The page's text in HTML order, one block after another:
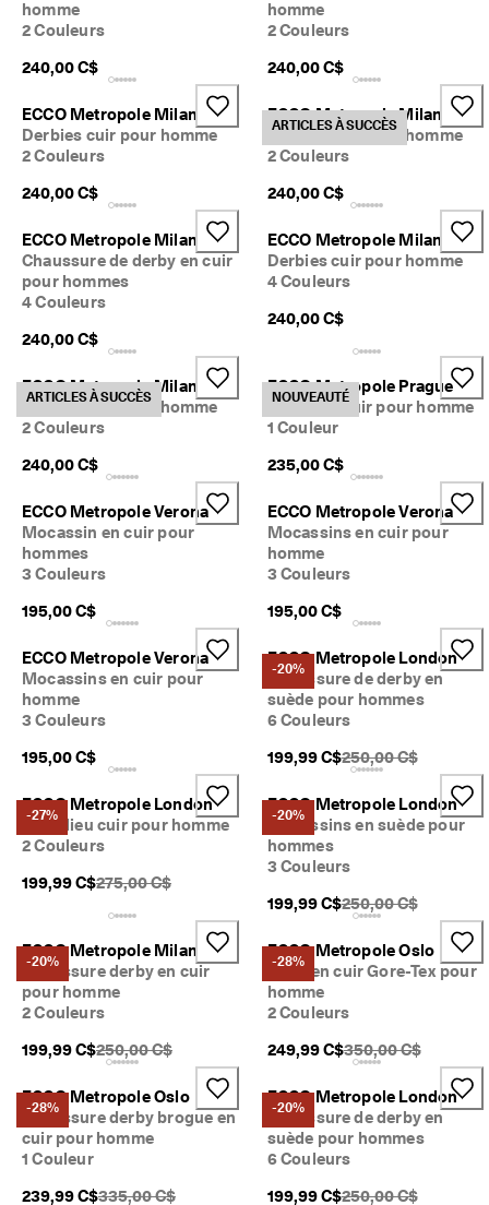
homme
2 Couleurs
240,00 C$
homme
2 Couleurs
240,00 C$
ECCO Metropole Milan
Derbies cuir pour homme
2 Couleurs
240,00 C$
ARTICLES À SUCCÈS
ECCO Metropole Milan
Derbies cuir pour homme
2 Couleurs
240,00 C$
ECCO Metropole Milan
Chaussure de derby en cuir
pour hommes
4 Couleurs
240,00 C$
ECCO Metropole Milan
Derbies cuir pour homme
4 Couleurs
240,00 C$
ARTICLES À SUCCÈS
ECCO Metropole Milan
Derbies cuir pour homme
2 Couleurs
240,00 C$
NOUVEAUTÉ
ECCO Metropole Prague
Richelieu cuir pour homme
1 Couleur
235,00 C$
ECCO Metropole Verona
Mocassin en cuir pour
hommes
3 Couleurs
195,00 C$
ECCO Metropole Verona
Mocassins en cuir pour
homme
3 Couleurs
195,00 C$
ECCO Metropole Verona
Mocassins en cuir pour
homme
3 Couleurs
195,00 C$
-20%
ECCO Metropole London
Chaussure de derby en
suède pour hommes
6 Couleurs
199,99 C$PDSF original
250,00 C$
-27%
ECCO Metropole London
Richelieu cuir pour homme
2 Couleurs
199,99 C$PDSF original {{price}}:
275,00 C$
-20%
ECCO Metropole London
Mocassins en suède pour
hommes
3 Couleurs
199,99 C$PDSF original
250,00 C$
-20%
ECCO Metropole Milan
Chaussure derby en cuir
pour homme
2 Couleurs
199,99 C$PDSF original {{price}}:
250,00 C$
-28%
ECCO Metropole Oslo
Botte en cuir Gore-Tex pour
homme
2 Couleurs
249,99 C$PDSF original
350,00 C$
-28%
ECCO Metropole Oslo
Chaussure derby brogue en
cuir pour homme
1 Couleur
239,99 C$PDSF original {{price}}:
335,00 C$
-20%
ECCO Metropole London
Chaussure de derby en
suède pour hommes
6 Couleurs
199,99 C$PDSF original
250,00 C$